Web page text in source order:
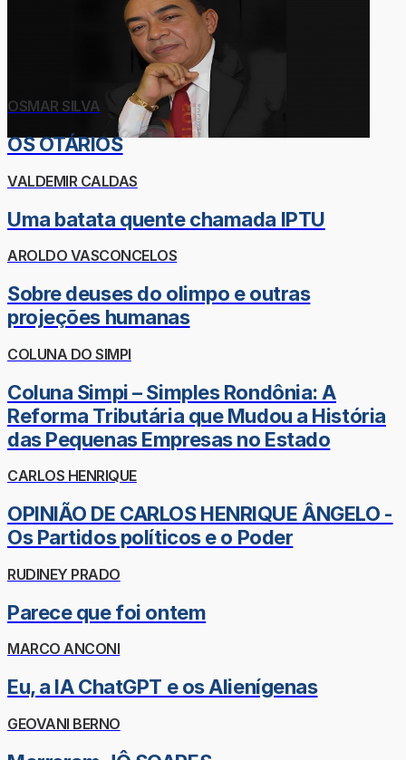
OSMAR SILVA
OS OTÁRIOS
VALDEMIR CALDAS
Uma batata quente chamada IPTU
AROLDO VASCONCELOS
Sobre deuses do olimpo e outras
projeções humanas
COLUNA DO SIMPI
Coluna Simpi – Simples Rondônia: A
Reforma Tributária que Mudou a História
das Pequenas Empresas no Estado
CARLOS HENRIQUE
OPINIÃO DE CARLOS HENRIQUE ÂNGELO -
Os Partidos políticos e o Poder
RUDINEY PRADO
Parece que foi ontem
MARCO ANCONI
Eu, a IA ChatGPT e os Alienígenas
GEOVANI BERNO